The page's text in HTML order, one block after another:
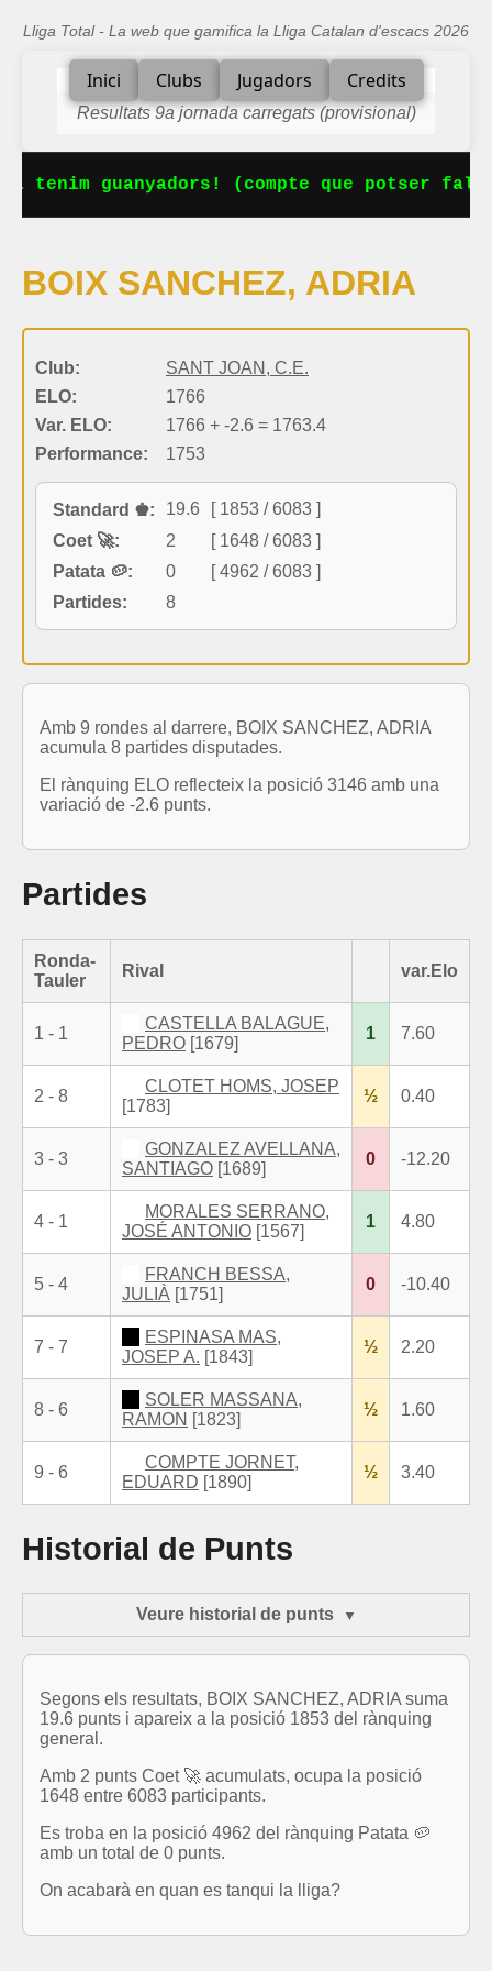
Lliga Total - La web que gamifica la Lliga Catalan d'escacs 2026
Inici Clubs Jugadors Credits
Resultats 9a jornada carregats (provisional)
tenim guanyadors! (compte que potser
BOIX SANCHEZ, ADRIA
Club:
SANT JOAN, C.E.
ELO:
1766
Var. ELO:
1766 + -2.6 = 1763.4
Performance:
1753
Standard ♚: 19.6
[ 1853 / 6083 ]
Coet 🚀:
2
[ 1648 / 6083 ]
Patata 🥔:
0
[ 4962 / 6083 ]
Partides:
8
Amb 9 rondes al darrere, BOIX SANCHEZ, ADRIA
acumula 8 partides disputades.
El rànquing ELO reflecteix la posició 3146 amb una
variació de -2.6 punts.
Partides
Ronda-
Tauler
Rival var.Elo
1 - 1
CASTELLA BALAGUE,
PEDRO [1679]
1 7.60
2 - 8
CLOTET HOMS, JOSEP
[1783]
½ 0.40
3 - 3
GONZALEZ AVELLANA,
SANTIAGO [1689]
0 -12.20
4 - 1
MORALES SERRANO,
JOSÉ ANTONIO [1567]
1 4.80
5 - 4
FRANCH BESSA,
JULIÀ [1751]
0 -10.40
7 - 7
ESPINASA MAS,
JOSEP A. [1843]
½ 2.20
8 - 6
SOLER MASSANA,
RAMON [1823]
½ 1.60
9 - 6
COMPTE JORNET,
EDUARD [1890]
½ 3.40
Historial de Punts
Veure historial de punts
Segons els resultats, BOIX SANCHEZ, ADRIA suma
19.6 punts i apareix a la posició 1853 del rànquing
general.
Amb 2 punts Coet 🚀 acumulats, ocupa la posició
1648 entre 6083 participants.
Es troba en la posició 4962 del rànquing Patata 🥔
amb un total de 0 punts.
On acabarà en quan es tanqui la lliga?